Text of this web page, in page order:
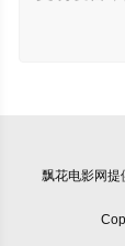
飘花电影网提